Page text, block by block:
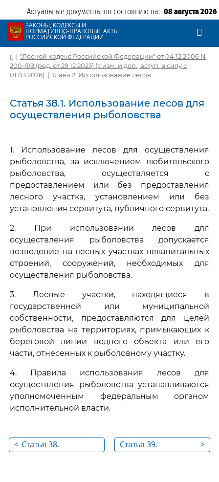
Актуальные документы по состоянию на: 08 августа 2026
ЗАКОНЫ, КОДЕКСЫ И
НОРМАТИВНО-ПРАВОВЫЕ АКТЫ
РОССИЙСКОЙ ФЕДЕРАЦИИ
| "Лесной кодекс Российской Федерации" от 04.12.2006 N
200-ФЗ (ред. от 29.12.2025) (с изм. и доп., вступ. в силу с
01.03.2026) | Глава 2. Использование лесов
Статья 38.1. Использование лесов для
осуществления рыболовства
1. Использование лесов для осуществления
рыболовства, за исключением любительского
рыболовства, осуществляется с
предоставлением или без предоставления
лесного участка, установлением или без
установления сервитута, публичного сервитута.
2. При использовании лесов для
осуществления рыболовства допускается
возведение на лесных участках некапитальных
строений, сооружений, необходимых для
осуществления рыболовства.
3. Лесные участки, находящиеся в
государственной или муниципальной
собственности, предоставляются для целей
рыболовства на территориях, примыкающих к
береговой линии водного объекта или его
части, отнесенных к рыболовному участку.
4. Правила использования лесов для
осуществления рыболовства устанавливаются
уполномоченным федеральным органом
исполнительной власти.
< Статья 38.
>
Статья 39.